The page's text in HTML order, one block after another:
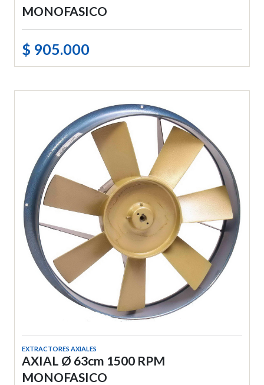
MONOFASICO
$ 905.000
EXTRACTORES AXIALES
AXIAL Ø 63cm 1500 RPM
MONOFASICO